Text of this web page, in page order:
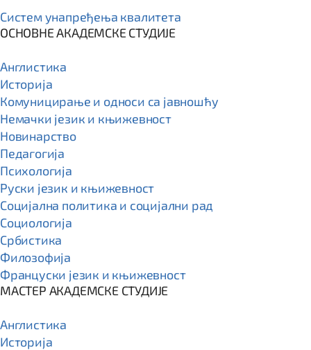
Систем унапређења квалитета
ОСНОВНЕ АКАДЕМСКЕ СТУДИЈЕ
Англистика
Историја
Комуницирање и односи са јавношћу
Немачки језик и књижевност
Новинарство
Педагогија
Психологија
Руски језик и књижевност
Социјална политика и социјални рад
Социологија
Србистика
Филозофија
Француски језик и књижевност
МАСТЕР АКАДЕМСКЕ СТУДИЈЕ
Англистика
Историја